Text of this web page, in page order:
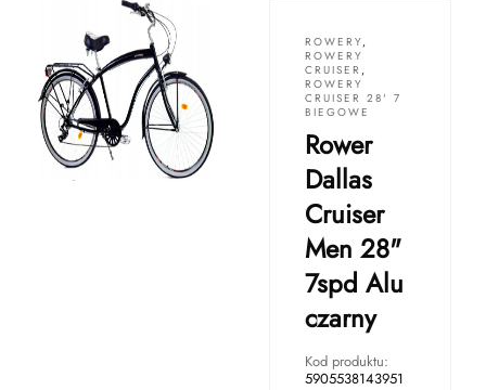
ROWERY,
ROWERY
CRUISER ,
ROWERY
CRUISER 28' 7
BIEGOWE
Rower
Dallas
Cruiser
Men 28"
7spd Alu
czarny
Kod produktu:
5905538143951